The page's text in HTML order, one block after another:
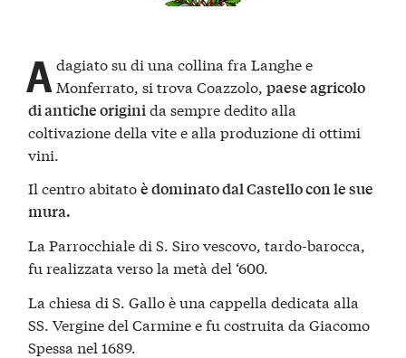
A dagiato su di una collina fra Langhe e
Monferrato, si trova Coazzolo,paese agricolo
di antiche originida sempre dedito alla
coltivazione della vite e alla produzione di ottimi
vini.
Il centro abitatoè dominato dal Castello con le sue
mura.
La Parrocchiale di S. Siro vescovo, tardo-barocca,
fu realizzata verso la metà del ‘600.
La chiesa di S. Gallo è una cappella dedicata alla
SS. Vergine del Carmine e fu costruita da Giacomo
Spessa nel 1689.